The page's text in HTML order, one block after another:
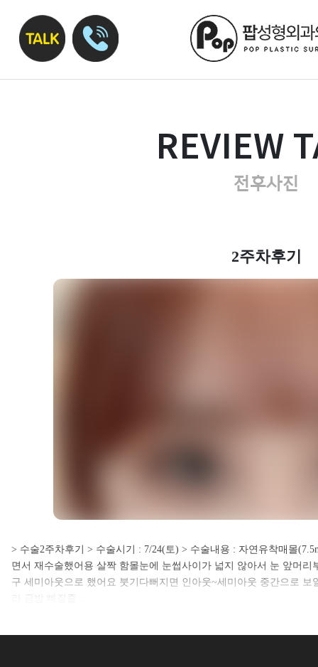
REVIEW
전후사진
2주차후기
셀카후기 전체 내용은
로그인 후 확인하실 수 있습니다.
> 수술2주차후기 > 수술시기 : 7/24(토) > 수술내용 : 자연유착매몰
면서 재수술했어용 살짝 함몰눈에 눈썹사이가 넓지 않아서 눈 앞머
구 세미아웃으로 했어요 붓기다뻐지면 인아웃~세미아웃 중간으로
라 금방 빠질줄…